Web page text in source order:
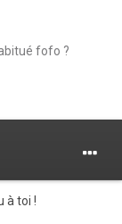
fofo ?
à toi !